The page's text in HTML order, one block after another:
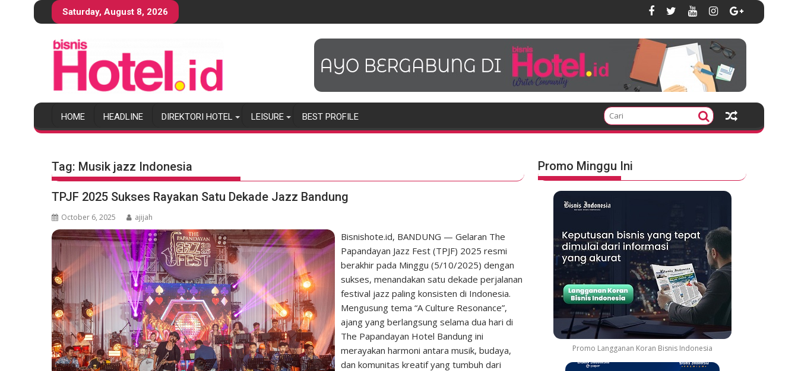
S
k
o
t
Saturday, August 8, 2026
HOME HEADLINE DIREKTORI HOTEL LEISURE BEST PROFILE
Tag: Musik jazz Indonesia
TPJF 2025 Sukses Rayakan Satu Dekade Jazz Bandung
October 6, 2025 ajijah
Bisnishote.id, BANDUNG — Gelaran The
Papandayan Jazz Fest (TPJF) 2025 resmi
berakhir pada Minggu (5/10/2025) dengan
sukses, menandakan satu dekade perjalanan
festival jazz paling konsisten di Indonesia.
Mengusung tema “A Culture Resonance”,
ajang yang berlangsung selama dua hari di
The Papandayan Hotel Bandung ini
merayakan harmoni antara musik, budaya,
dan komunitas kreatif yang tumbuh dari
Promo Minggu Ini
Promo Langganan Koran Bisnis Indonesia